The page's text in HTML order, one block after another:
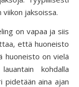
jaksoissa.
on vapaa ja siis
että huoneisto
huoneisto on vielä
kohdalla
pidetään aina ajan